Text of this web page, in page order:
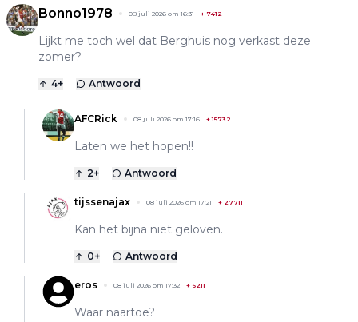
Bonno1978 08 juli 2026 om 16:31 + 7412
Lijkt me toch wel dat Berghuis nog verkast deze
zomer?
4+ Antwoord
AFCRick 08 juli 2026 om 17:16 +15732
Laten we het hopen!!
2+ Antwoord
tijssenajax 08 juli 2026 om 17:21 + 27711
Kan het bijna niet geloven.
0+ Antwoord
eros 08 juli 2026 om 17:32 + 6211
Waar naartoe?